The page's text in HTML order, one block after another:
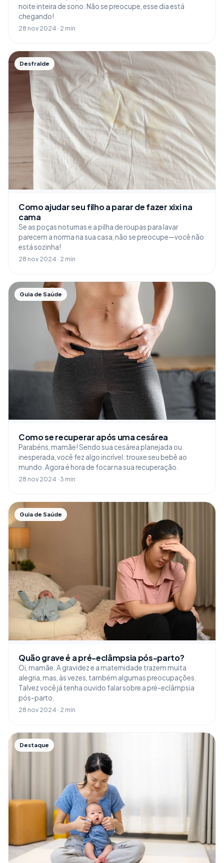
noite inteira de sono. Não se preocupe, esse dia está
chegando!
28 nov 2024 · 2 min
Desfralde
Como ajudar seu filho a parar de fazer xixi na
cama
Se as poças noturnas e a pilha de roupas para lavar
parecem a norma na sua casa, não se preocupe—você não
está sozinha!
28 nov 2024 · 2 min
Guia de Saúde
Como se recuperar após uma cesárea
Parabéns, mamãe! Sendo sua cesárea planejada ou
inesperada, você fez algo incrível: trouxe seu bebê ao
mundo. Agora é hora de focar na sua recuperação.
28 nov 2024 · 3 min
Guia de Saúde
Quão grave é a pré-eclâmpsia pós-parto?
Oi, mamãe. A gravidez e a maternidade trazem muita
alegria, mas, às vezes, também algumas preocupações.
Talvez você já tenha ouvido falar sobre a pré-eclâmpsia
pós-parto.
28 nov 2024 · 2 min
Destaque